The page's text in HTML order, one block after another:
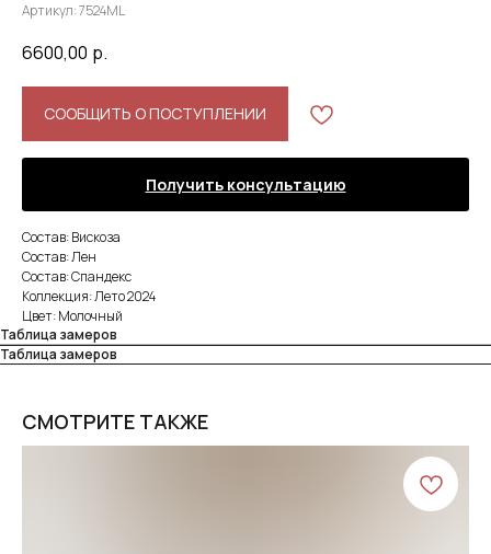
Артикул:7524ML
6600,00 р.
СООБЩИТЬ О ПОСТУПЛЕНИИ
Получить консультацию
Состав: Вискоза
Состав: Лен
Состав: Спандекс
Коллекция: Лето 2024
Цвет: Молочный
Таблица замеров
Таблица замеров
СМОТРИТЕ ТАКЖЕ